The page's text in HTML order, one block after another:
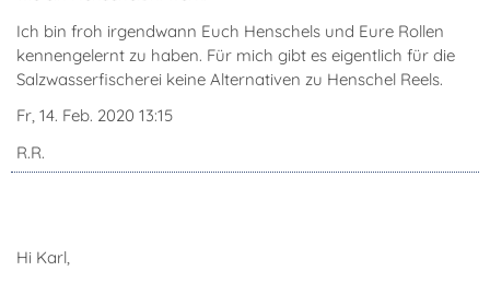
Ich bin froh irgendwann Euch Henschels und Eure Rollen
kennengelernt zu haben. Für mich gibt es eigentlich für die
Salzwasserfischerei keine Alternativen zu Henschel Reels.
Fr, 14. Feb. 2020 13:15
R.R.
Hi Karl,